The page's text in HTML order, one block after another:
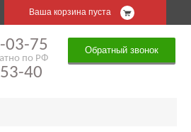
Ваша корзина пуста
03-75
по РФ
40
Обратный звонок